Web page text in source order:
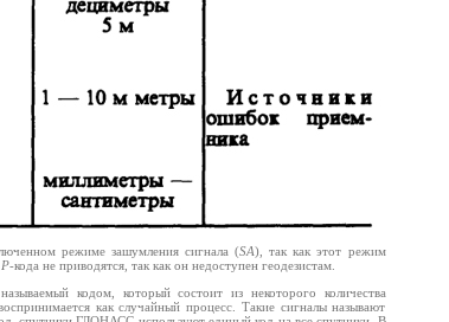
режиме зашумления сигнала (SA), так как этот режим
Р-кода не приводятся, так как он недоступен геодезистам.
кодом, который состоит из некоторого количества
как случайный процесс. Такие сигналы называют